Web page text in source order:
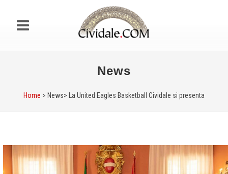
News
Home > News> La United Eagles Basketball Cividale si presenta